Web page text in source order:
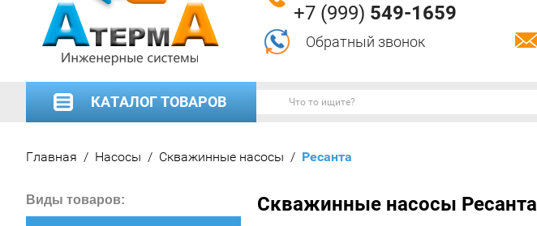
+7 (999) 549-1659
Обратный звонок
КАТАЛОГ ТОВАРОВ
Главная / Насосы / Скважинные насосы /
  Ресанта
Виды товаров: Скважинные насосы Ресанта